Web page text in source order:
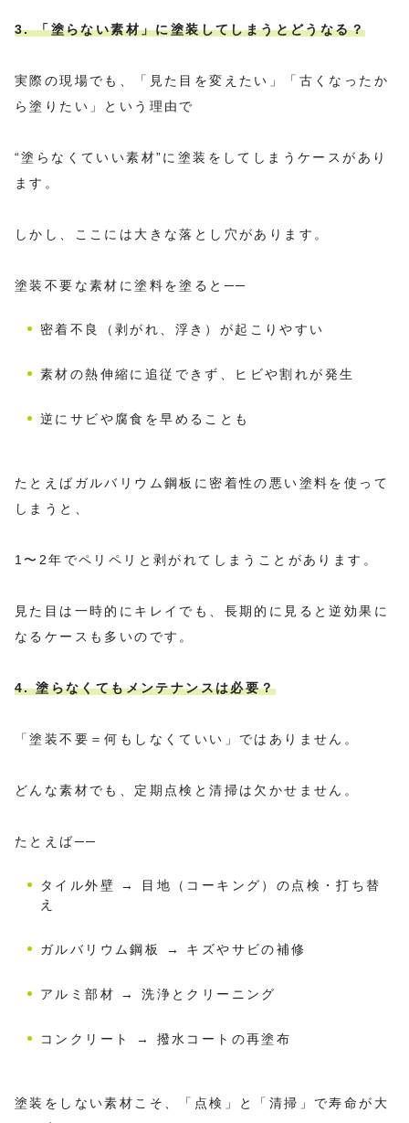
3. 「塗らない素材」に塗装してしまうとどうなる？
実際の現場でも、「見た目を変えたい」「古くなったか
ら塗りたい」という理由で
“塗らなくていい素材”に塗装をしてしまうケースがあり
ます。
しかし、ここには大きな落とし穴があります。
塗装不要な素材に塗料を塗ると──
密着不良（剥がれ、浮き）が起こりやすい
素材の熱伸縮に追従できず、ヒビや割れが発生
逆にサビや腐食を早めることも
たとえばガルバリウム鋼板に密着性の悪い塗料を使って
しまうと、
1〜2年でペリペリと剥がれてしまうことがあります。
見た目は一時的にキレイでも、長期的に見ると逆効果に
なるケースも多いのです。
4. 塗らなくてもメンテナンスは必要？
「塗装不要＝何もしなくていい」ではありません。
どんな素材でも、定期点検と清掃は欠かせません。
たとえば──
タイル外壁 → 目地（コーキング）の点検・打ち替
え
ガルバリウム鋼板 → キズやサビの補修
アルミ部材 → 洗浄とクリーニング
コンクリート → 撥水コートの再塗布
塗装をしない素材こそ、「点検」と「清掃」で寿命が大